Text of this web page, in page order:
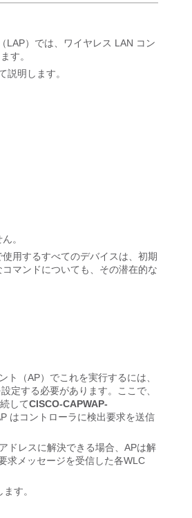
LAP）では、ワイヤレス LAN コン
す。
明します。
。
用するすべてのデバイスは、初期
マンドについても、その潜在的な
（AP）でこれを実行するには、
定する必要があります。ここで、
してCISCO-CAPWAP-
はコントローラに検出要求を送信
ドレスに解決できる場合、APは解
求メッセージを受信した各WLC
す。